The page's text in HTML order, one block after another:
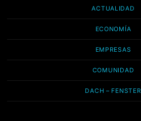
ACTUALIDAD
ECONOMÍA
EMPRESAS
COMUNIDAD
DACH – FENSTER